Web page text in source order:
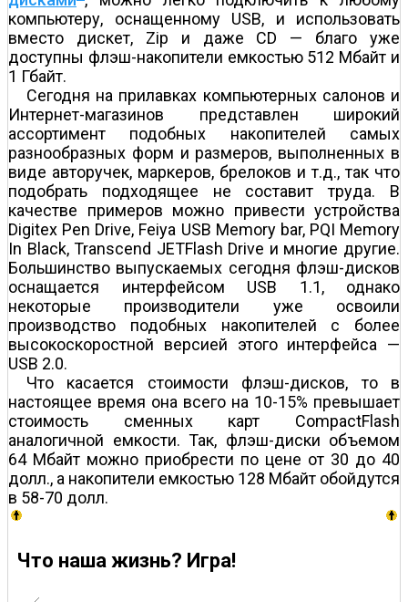
компьютеру, оснащенному USB, и использовать
вместо дискет, Zip и даже CD — благо уже
доступны флэш-накопители емкостью 512 Мбайт и
1 Гбайт.
Сегодня на прилавках компьютерных салонов и
Интернет-магазинов представлен широкий
ассортимент подобных накопителей самых
разнообразных форм и размеров, выполненных в
виде авторучек, маркеров, брелоков и т.д., так что
подобрать подходящее не составит труда. В
качестве примеров можно привести устройства
Digitex Pen Drive, Feiya USB Memory bar, PQI Memory
In Black, Transcend JETFlash Drive и многие другие.
Большинство выпускаемых сегодня флэш-дисков
оснащается интерфейсом USB 1.1, однако
некоторые производители уже освоили
производство подобных накопителей с более
высокоскоростной версией этого интерфейса —
USB 2.0.
Что касается стоимости флэш-дисков, то в
настоящее время она всего на 10-15% превышает
стоимость сменных карт CompactFlash
аналогичной емкости. Так, флэш-диски объемом
64 Мбайт можно приобрести по цене от 30 до 40
долл., а накопители емкостью 128 Мбайт обойдутся
в 58-70 долл.
Что наша жизнь? Игра!